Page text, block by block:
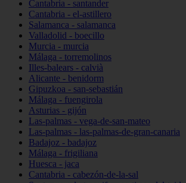
Cantabria - santander
Cantabria - el-astillero
Salamanca - salamanca
Valladolid - boecillo
Murcia - murcia
Málaga - torremolinos
Illes-balears - calvià
Alicante - benidorm
Gipuzkoa - san-sebastián
Málaga - fuengirola
Asturias - gijón
Las-palmas - vega-de-san-mateo
Las-palmas - las-palmas-de-gran-canaria
Badajoz - badajoz
Málaga - frigiliana
Huesca - jaca
Cantabria - cabezón-de-la-sal